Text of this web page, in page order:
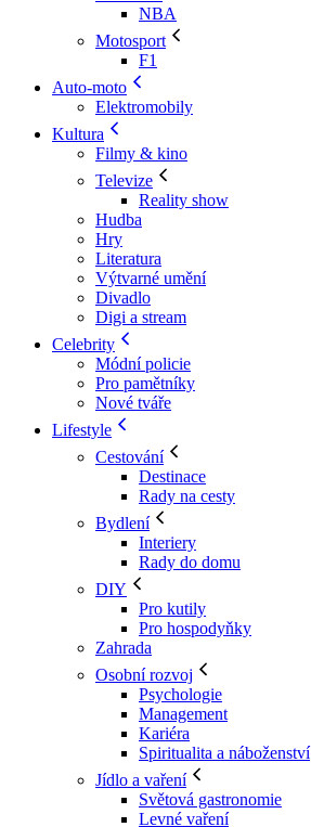
NBA
Motosport
F1
Auto-moto
Elektromobily
Kultura
Filmy & kino
Televize
Reality show
Hudba
Hry
Literatura
Výtvarné umění
Divadlo
Digi a stream
Celebrity
Módní policie
Pro pamětníky
Nové tváře
Lifestyle
Cestování
Destinace
Rady na cesty
Bydlení
Interiery
Rady do domu
DIY
Pro kutily
Pro hospodyňky
Zahrada
Osobní rozvoj
Psychologie
Management
Kariéra
Spiritualita a náboženství
Jídlo a vaření
Světová gastronomie
Levné vaření